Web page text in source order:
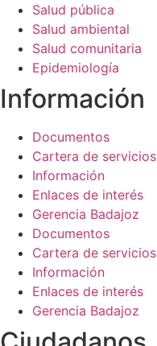
Salud pública
Salud ambiental
Salud comunitaria
Epidemiología
Información​
Documentos
Cartera de servicios
Información
Enlaces de interés
Gerencia Badajoz
Documentos
Cartera de servicios
Información
Enlaces de interés
Gerencia Badajoz